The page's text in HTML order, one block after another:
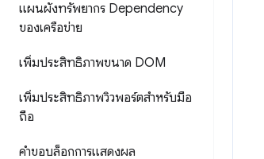
แผนผังทรัพยากร Dependency
ของเครือข่าย
เพิ่มประสิทธิภาพขนาด DOM
เพิ่มประสิทธิภาพวิวพอร์ตสำหรับมือ
ถือ
คำขอบล็อกการแสดงผล